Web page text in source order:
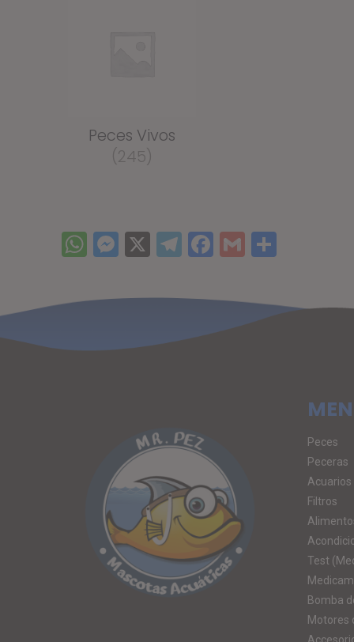
Peces Vivos
(245)
WhatsApp
Messenger
X Telegram
Facebook
Gmail
Peces
Peceras
Acuarios
Filtros
Test
Bomba
Motores